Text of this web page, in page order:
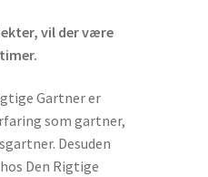
vil der være
Gartner er
som gartner,
Desuden
Den Rigtige